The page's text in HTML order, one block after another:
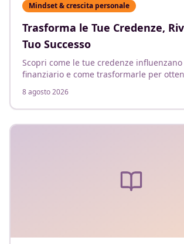
Mindset & crescita personale
Trasforma le Tue Credenze,
Tuo Successo
Scopri come le tue credenze
finanziario e come trasformarle per
8 agosto 2026